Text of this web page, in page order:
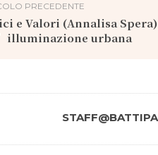
PRECEDENTE
e Valori (Annalisa
urbana